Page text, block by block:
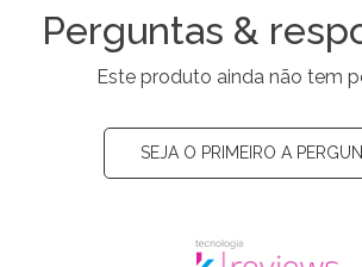
Perguntas &
Este produto ainda não tem
SEJA O PRIMEIRO A